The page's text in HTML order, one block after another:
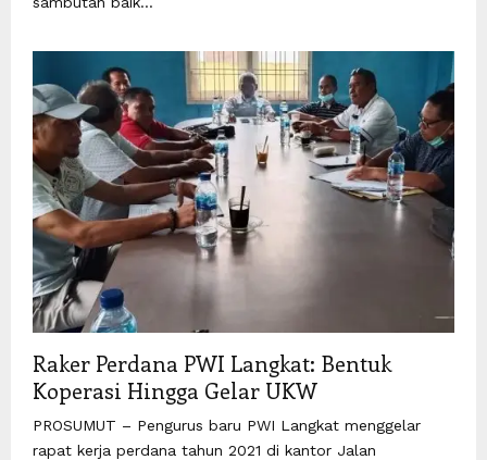
Raker Perdana PWI Langkat: Bentuk
Koperasi Hingga Gelar UKW
PROSUMUT – Pengurus baru PWI Langkat menggelar
rapat kerja perdana tahun 2021 di kantor Jalan